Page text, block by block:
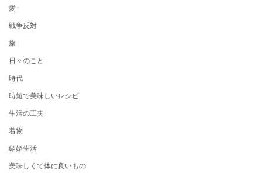
愛
戦争反対
旅
日々のこと
時代
時短で美味しいレシピ
生活の工夫
着物
結婚生活
美味しくて体に良いもの